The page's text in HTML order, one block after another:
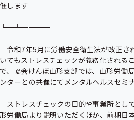
催します
┗━┻━━━━
令和7年5月に労働安全衛生法が改正さ
いてもストレスチェックが義務化される
で、協会けんぽ山形支部では、山形労働
ンターとの共催にてメンタルヘルスセミ
ストレスチェックの目的や事業所とし
形労働局より説明いただくほか、前期日